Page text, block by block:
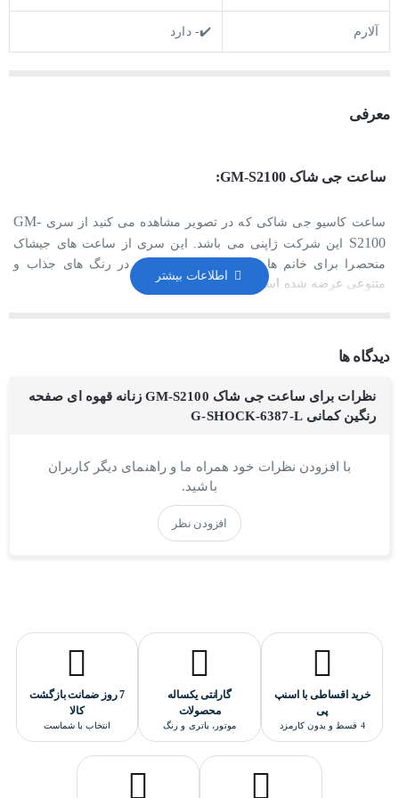
آلارم ✔️- دارد
معرفی
ساعت جی شاک GM-S2100:
ساعت کاسیو جی شاکی که در تصویر مشاهده می کنید از سری GM-
S2100
این شرکت ژاپنی می باشد. این سری از ساعت های جیشاک
منحصرا برای خانم ها طراحی شده است که در رنگ های جذاب و
متنوعی عرضه شده است.
های بادوامش توانسته است درصد قابل توجهی از بازار ساعت جهان را
استایل این ساعت اسپرت است.
جنس بدنه این ساعت از استیل ضدزنگ و بند این ساعت کاسیو از رزین
دارای کرنومتر
دارای تایمر معکوس
دارای تقویم کامل
دارای آلارم
دیدگاه ها
نظرات برای ساعت جی شاک GM-S2100 زنانه قهوه ای صفحه
رنگین کمانی G-SHOCK-6387-L
با افزودن نظرات خود همراه ما و راهنمای دیگر کاربران
باشید.
افزودن نظر
خرید اقساطی با اسنپ
پی
4 قسط و بدون کارمزد
گارانتی یکساله
محصولات
موتور، باتری و رنگ
7 روز ضمانت بازگشت
کالا
انتخاب با شماست